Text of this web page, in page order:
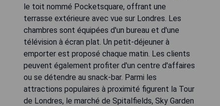
le toit nommé Pocketsquare, offrant une
terrasse extérieure avec vue sur Londres. Les
chambres sont équipées d'un bureau et d'une
télévision à écran plat. Un petit-déjeuner à
emporter est proposé chaque matin. Les clients
peuvent également profiter d'un centre d'affaires
ou se détendre au snack-bar. Parmi les
attractions populaires à proximité figurent la Tour
de Londres, le marché de Spitalfields, Sky Garden